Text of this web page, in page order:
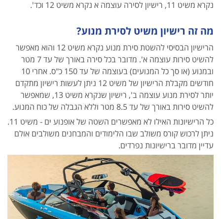
נקרא משיט 11, רישיון לסירה עוצמה א נקרא משיט 12 וכד'.
מה זה רישיון משיט לסירת מנוע?
הרישיון הבסיסי להשטת סירת מנוע נקרא משיט 12 והוא מאפשר
להשיט סירות עוצמה א'. מדובר בכל סירה באורך של עד 7 מטר
ובמנוע (או סך כל המנועים) בעוצמה של עד 150 כ"ס. אחרי 10
חודשים מקבלת הרישיון של משיט 12 ניתן לעשות רישיון מתקדם
יותר לסירת מנוע עוצמה ב', רישיון שנקרא משיט 13, שמאפשר
להשיט סירות באורך של עד 8.5 מטר וללא הגבלה של כוח המנוע.
כל הרישיונות האילו לא מאפשרים השטה של אופנוע ים - משיט 11.
ניתן לרכוש קורס משולב שבו הלימודים והמבחנים משולבים אולם
עדיין מדובר ברישיונות נפרדים.